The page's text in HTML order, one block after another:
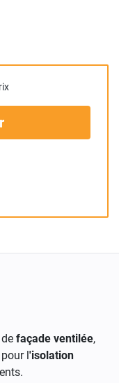
façade ventilée,
l'isolation